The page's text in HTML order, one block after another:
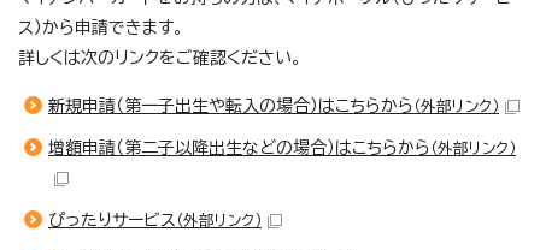
ス）から申請できます。
詳しくは次のリンクをご確認ください。
新規申請（第一子出生や転入の場合）はこちらから （外部リンク）
増額申請（第二子以降出生などの場合）はこちらから （外部リンク）
ぴったりサービス （外部リンク）